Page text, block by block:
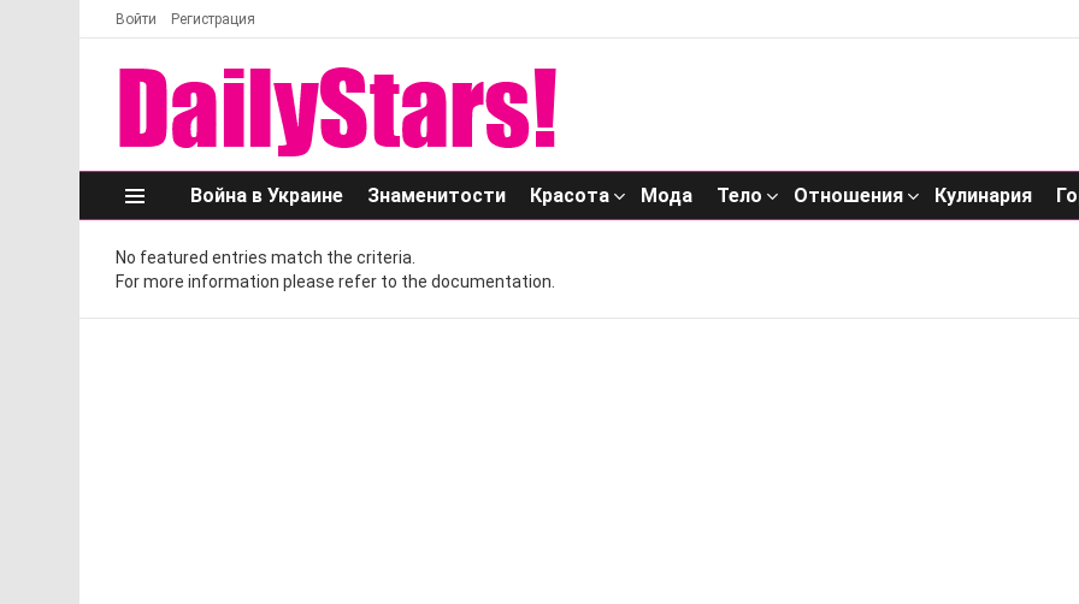
Войти Регистрация
Меню
Война в Украине Знаменитости Красота Мода Тело Отношения Кулинария
No featured entries match the criteria.
For more information please refer to the documentation.